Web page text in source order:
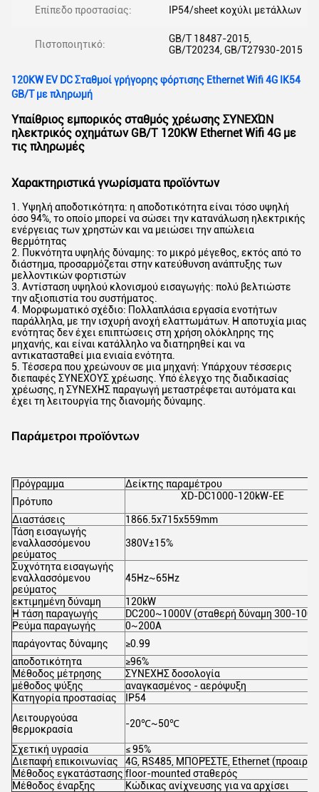
Επίπεδο προστασίας: IP54/sheet κοχύλι μετάλλων
Πιστοποιητικό:
GB/T 18487-2015,
GB/T20234, GB/T27930-2015
120KW EV DC Σταθμοί γρήγορης φόρτισης Ethernet Wifi 4G IK54
GB/T με πληρωμή
Υπαίθριος εμπορικός σταθμός χρέωσης ΣΥΝΕΧΏΝ
ηλεκτρικός οχημάτων GB/T 120KW Ethernet Wifi 4G με
τις πληρωμές
Χαρακτηριστικά γνωρίσματα προϊόντων
1. Υψηλή αποδοτικότητα: η αποδοτικότητα είναι τόσο υψηλή
όσο 94%, το οποίο μπορεί να σώσει την κατανάλωση ηλεκτρικής
ενέργειας των χρηστών και να μειώσει την απώλεια
θερμότητας
2. Πυκνότητα υψηλής δύναμης: το μικρό μέγεθος, εκτός από το
διάστημα, προσαρμόζεται στην κατεύθυνση ανάπτυξης των
μελλοντικών φορτιστών
3. Αντίσταση υψηλού κλονισμού εισαγωγής: πολύ βελτιώστε
την αξιοπιστία του συστήματος.
4. Μορφωματικό σχέδιο: Πολλαπλάσια εργασία ενοτήτων
παράλληλα, με την ισχυρή ανοχή ελαττωμάτων. Η αποτυχία μιας
ενότητας δεν έχει επιπτώσεις στη χρήση ολόκληρης της
μηχανής, και είναι κατάλληλο να διατηρηθεί και να
αντικατασταθεί μια ενιαία ενότητα.
5. Τέσσερα που χρεώνουν σε μια μηχανή: Υπάρχουν τέσσερις
διεπαφές ΣΥΝΕΧΟΥΣ χρέωσης. Υπό έλεγχο της διαδικασίας
χρέωσης, η ΣΥΝΕΧΗΣ παραγωγή μεταστρέφεται αυτόματα και
έχει τη λειτουργία της διανομής δύναμης.
Παράμετροι προϊόντων
Πρόγραμμα
Δείκτης παραμέτρου
Πρότυπο
XD-DC1000-120kW-ΕΕ
Διαστάσεις
1866.5x715x559mm
Τάση εισαγωγής
εναλλασσόμενου
ρεύματος
380V±15%
Συχνότητα εισαγωγής
εναλλασσόμενου
ρεύματος
45Hz~65Hz
εκτιμημένη δύναμη
120kW
Η τάση παραγωγής
DC200~1000V (σταθερή δύναμη 300-
Ρεύμα παραγωγής
0~200A
παράγοντας δύναμης
≥0.99
αποδοτικότητα
≥96%
Μέθοδος μέτρησης
ΣΥΝΕΧΗΣ δοσολογία
μέθοδος ψύξης
αναγκασμένος - αερόψυξη
Κατηγορία προστασίας
IP54
Λειτουργούσα
θερμοκρασία
-20℃~50℃
Σχετική υγρασία
≤ 95%
Διεπαφή επικοινωνίας
4G, RS485, ΜΠΟΡΈΣΤΕ, Ethernet
Μέθοδος εγκατάστασης floor-mounted σταθερός
Μέθοδος έναρξης
Κώδικας ανίχνευσης για να αρχίσει